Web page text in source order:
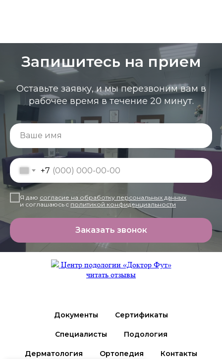
Запишитесь на прием
Оставьте заявку, и мы перезвоним вам в
рабочее время в течение 20 минут.
Ваше имя
+7
Я даю согласие на обработку персональных данных
и соглашаюсь c политикой конфиденциальности
Заказать звонок
Центр подологии «Доктор Фут»
читать отзывы
Документы Сертификаты
Специалисты Подология
Дерматология Ортопедия Контакты